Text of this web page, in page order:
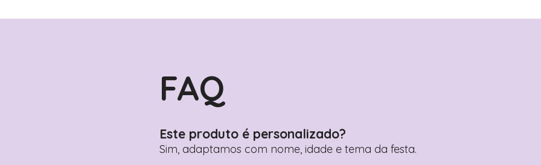
FAQ
Este produto é personalizado?
Sim, adaptamos com nome, idade e tema da festa.